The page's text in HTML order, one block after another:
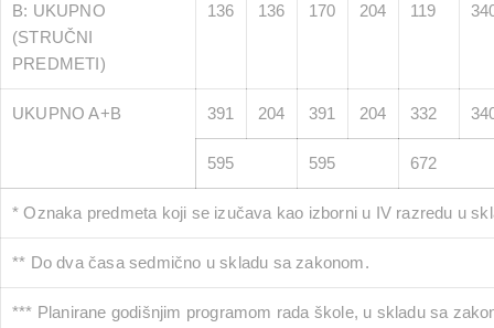
B: UKUPNO
(STRUČNI
PREDMETI)
136 136 170 204 119
UKUPNO A+B 391 204 391 204 332
595 595 672
* Oznaka predmeta koji se izučava kao izborni u IV razredu u
** Do dva časa sedmično u skladu sa zakonom.
*** Planirane godišnjim programom rada škole, u skladu sa